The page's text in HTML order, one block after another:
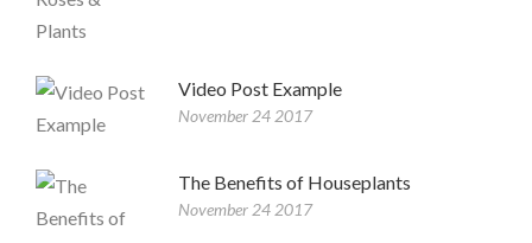
Video Post Example
November 24 2017
The Benefits of Houseplants
November 24 2017